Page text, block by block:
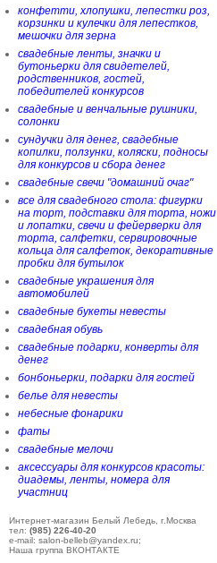
конфетти, хлопушки, лепестки роз,
корзинки и кулечки для лепестков,
мешочки для зерна
свадебные ленты, значки и
бутоньерки для свидетелей,
родственников, гостей,
победителей конкурсов
свадебные и венчальные рушники,
солонки
сундучки для денег, свадебные
копилки, ползунки, коляски, подносы
для конкурсов и сбора денег
свадебные свечи "домашний очаг"
все для свадебного стола: фигурки
на торт, подставки для торта, ножи
и лопатки, свечи и фейерверки для
торта, салфетки, сервировочные
кольца для салфеток, декоративные
пробки для бутылок
свадебные украшения для
автомобилей
свадебные букеты невесты
свадебная обувь
свадебные подарки, конверты для
денег
бонбоньерки, подарки для гостей
белье для невесты
небесные фонарики
фаты
свадебные мелочи
аксессуары для конкурсов красоты:
диадемы, ленты, номера для
участниц
Интернет-магазин Белый Лебедь, г.Москва
тел: (985) 226-40-20
e-mail: salon-belleb@yandex.ru;
Наша группа ВКОНТАКТЕ